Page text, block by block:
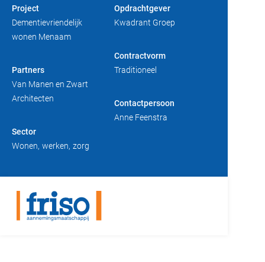
Duurzaam bouwen
Friso magazine
Project
Dementievriendelijk
wonen Menaam
Partners
Van Manen en Zwart
Architecten
Sector
Wonen werken zorg
Opdrachtgever
Kwadrant Groep
Contractvorm
Traditioneel
Contactpersoon
Anne Feenstra